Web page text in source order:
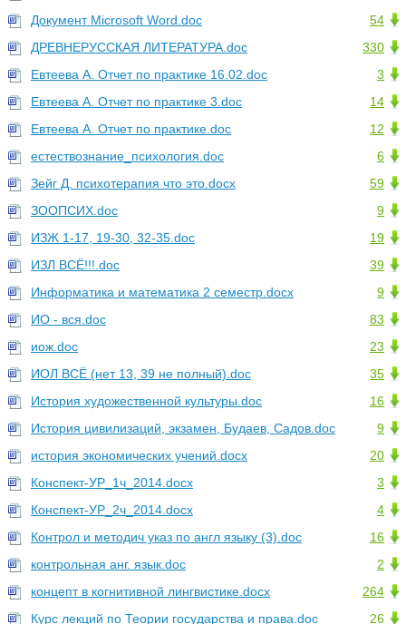
54
Документ Microsoft Word.doc
330
ДРЕВНЕРУССКАЯ ЛИТЕРАТУРА.doc
3
Евтеева А. Отчет по практике 16.02.doc
14
Евтеева А. Отчет по практике 3.doc
12
Евтеева А. Отчет по практике.doc
6
естествознание_психология.doc
59
Зейг Д. психотерапия что это.docx
9
ЗООПСИХ.doc
19
ИЗЖ 1-17, 19-30, 32-35.doc
39
ИЗЛ ВСЁ!!!.doc
9
Информатика и математика 2 семестр.docx
83
ИО - вся.doc
23
иож.doc
35
ИОЛ ВСЁ (нет 13, 39 не полный).doc
16
История художественной культуры.doc
9
История цивилизаций, экзамен, Будаев, Садов.doc
20
история экономических учений.docx
3
Конспект-УР_1ч_2014.docx
4
Конспект-УР_2ч_2014.docx
16
Контрол и методич указ по англ языку (3).doc
2
контрольная анг. язык.doc
264
концепт в когнитивной лингвистике.docx
26
Курс лекций по Теории государства и права.doc